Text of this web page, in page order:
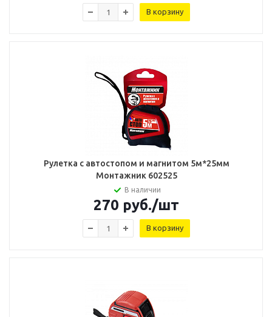
В корзину
Рулетка с автостопом и магнитом 5м*25мм
Монтажник 602525
В наличии
270 руб./шт
В корзину